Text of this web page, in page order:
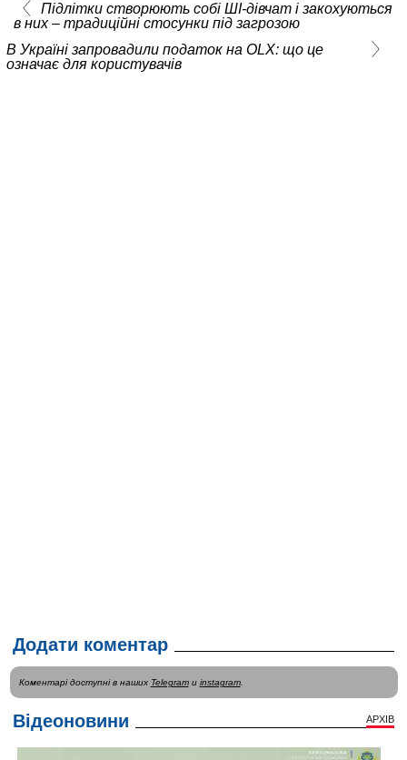
Підлітки створюють собі ШІ-дівчат і закохуються
в них – традиційні стосунки під загрозою
В Україні запровадили податок на OLX: що це
означає для користувачів
Додати коментар
Коментарі доступні в наших Telegramи instagram.
Відеоновини АРХІВ